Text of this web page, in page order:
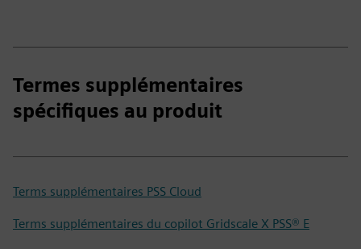
Termes supplémentaires
spécifiques au produit
Terms supplémentaires PSS Cloud
Terms supplémentaires du copilot Gridscale X PSS® E